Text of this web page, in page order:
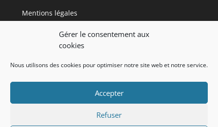
Gérer le consentement aux
cookies
Nous utilisons des cookies pour optimiser notre site web et notre service.
Accepter
Refuser
Mentions légales
Plan de site
Accès VIP
Wedding Designer